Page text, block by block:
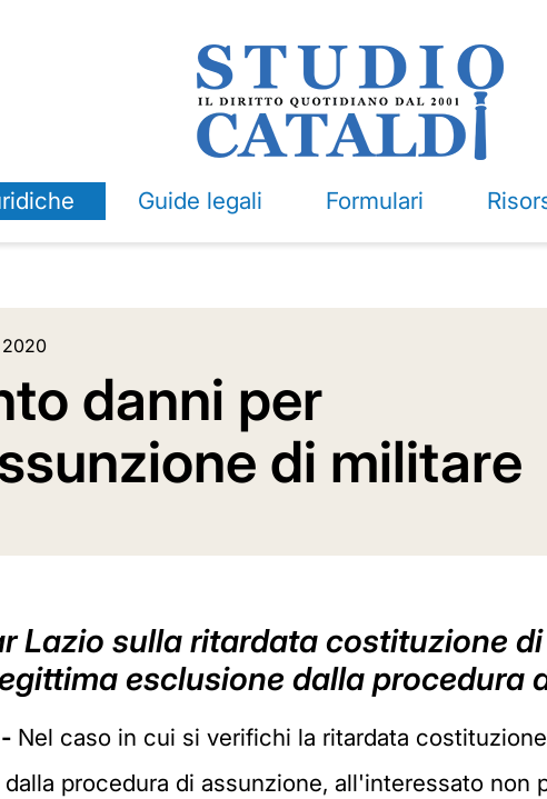
Guide legali Formulari
2020
danni per
di militare
Lazio sulla ritardata costituzione
esclusione dalla procedura
Nel caso in cui si verifichi la ritardata
procedura di assunzione, all'interessato non